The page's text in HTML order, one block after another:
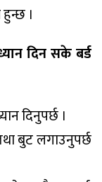
।
दिन सके बर्ड
दिनुपर्छ ।
बुट लगाउनुपर्छ